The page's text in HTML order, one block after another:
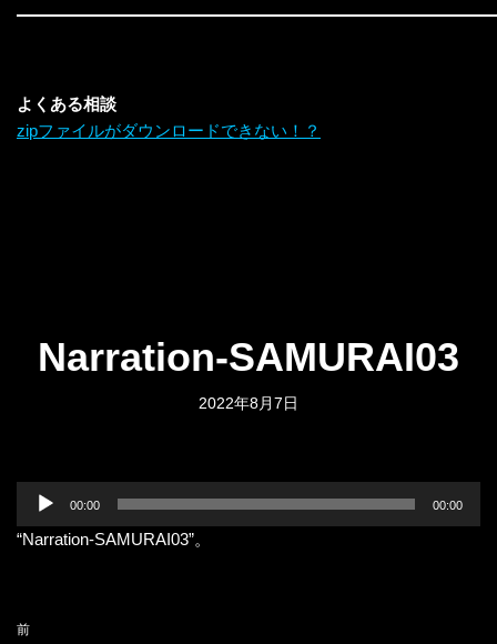
よくある相談
zipファイルがダウンロードできない！？
Narration-SAMURAI03
2022年8月7日
プ
ヤ
00:00 00:00
“Narration-SAMURAI03”。
前